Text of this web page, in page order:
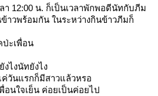
ลา 12:00 น. ก็เป็นเวลาพักพอดีนัทกับภีม
วพร้อมกัน ในระหว่างกินข้าวภีมก็
ป่ะเพื่อน
งไงนัทยังไง
วันแรกก็มีสาวแล้วหรอ
อนใจเย็น ค่อยเป็นค่อยไป